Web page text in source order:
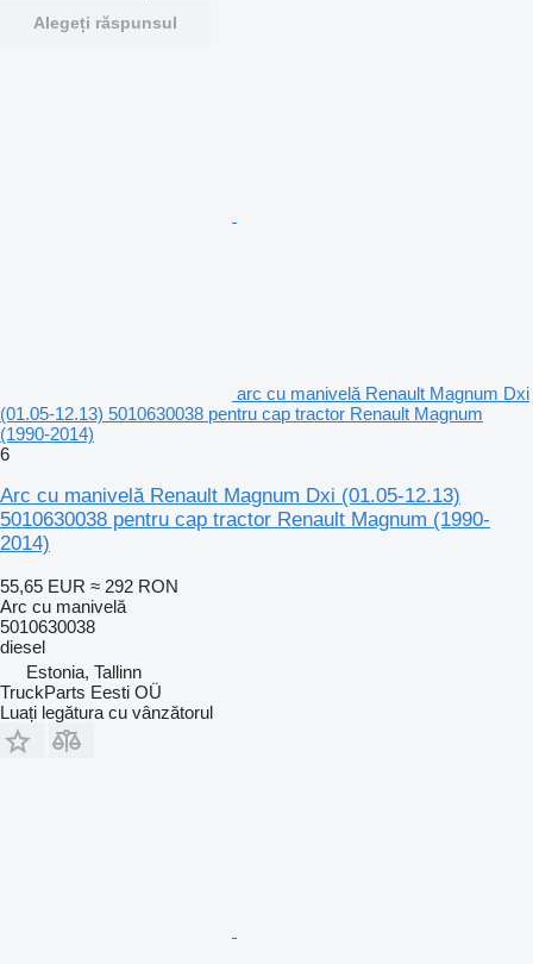
Alegeți răspunsul
arc cu manivelă Renault Magnum Dxi
(01.05-12.13) 5010630038 pentru cap tractor Renault Magnum
(1990-2014)
6
Arc cu manivelă Renault Magnum Dxi (01.05-12.13)
5010630038 pentru cap tractor Renault Magnum (1990-
2014)
55,65 EUR ≈ 292 RON
Arc cu manivelă
5010630038
diesel
Estonia, Tallinn
TruckParts Eesti OÜ
Luați legătura cu vânzătorul